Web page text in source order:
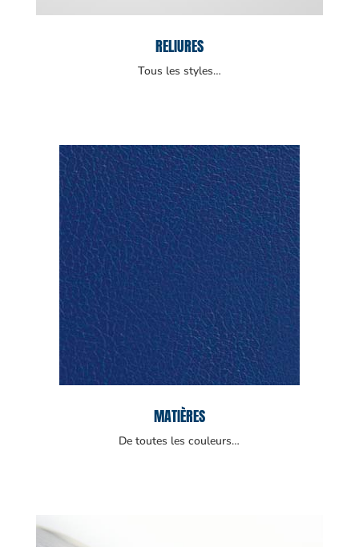
RELIURES
Tous les styles…
MATIÈRES
De toutes les couleurs…